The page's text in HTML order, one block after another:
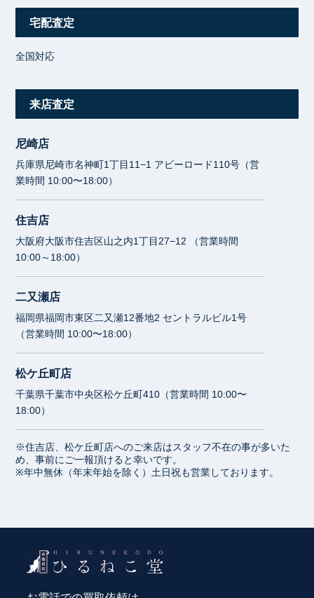
宅配査定
全国対応
来店査定
尼崎店
兵庫県尼崎市名神町1丁目11−1 アビーロード110号（営
業時間 10:00〜18:00）
住吉店
大阪府大阪市住吉区山之内1丁目27−12 （営業時間
10:00～18:00）
二又瀬店
福岡県福岡市東区二又瀬12番地2 セントラルビル1号
（営業時間 10:00〜18:00）
松ケ丘町店
千葉県千葉市中央区松ケ丘町410（営業時間 10:00〜
18:00）
※住吉店、松ケ丘町店へのご来店はスタッフ不在の事が多いた
め、事前にご一報頂けると幸いです。
※年中無休（年末年始を除く）土日祝も営業しております。